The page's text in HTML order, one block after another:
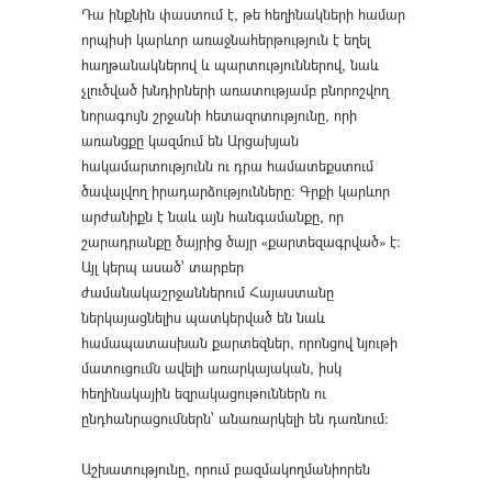
Դա ինքնին փաստում է, թե հեղինակների համար
որպիսի կարևոր առաջնահերթություն է եղել
հաղթանակներով և պարտություններով, նաև
չլուծված խնդիրների առատությամբ բնորոշվող
նորագույն շրջանի հետազոտությունը, որի
առանցքը կազմում են Արցախյան
հակամարտությունն ու դրա համատեքստում
ծավալվող իրադարձությունները։ Գրքի կարևոր
արժանիքն է նաև այն հանգամանքը, որ
շարադրանքը ծայրից ծայր «քարտեզագրված» է։
Այլ կերպ ասած՝ տարբեր
ժամանակաշրջաններում Հայաստանը
ներկայացնելիս պատկերված են նաև
համապատասխան քարտեզներ, որոնցով նյութի
մատուցումն ավելի առարկայական, իսկ
հեղինակային եզրակացութուններն ու
ընդհանրացումներն՝ անառարկելի են դառնում։
Աշխատությունը, որում բազմակողմանիորեն